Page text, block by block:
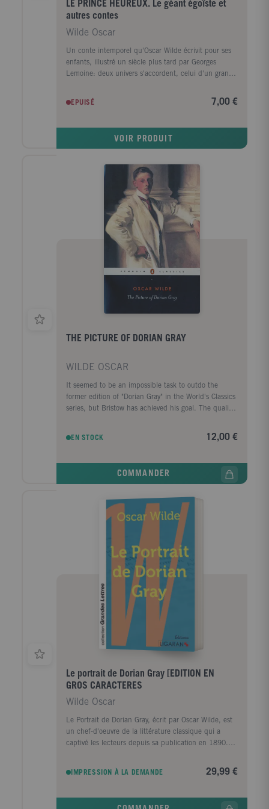
LE PRINCE HEUREUX. Le géant égoïste et
autres contes
Wilde Oscar
Un conte intemporel qu'Oscar Wilde écrivit pour ses
enfants, illustré un siècle plus tard par Georges
Lemoine: deux univers s'accordent, celui d'un grand
EPUISÉ 7,00 €
VOIR PRODUIT
THE PICTURE OF DORIAN GRAY
WILDE OSCAR
It seemed to be an impossible task to outdo the
former edition of "Dorian Gray" in the World's Classics
series, but Bristow has achieved his goal. The quality
EN STOCK
12,00 €
COMMANDER
Le portrait de Dorian Gray [EDITION EN
GROS CARACTERES
Wilde Oscar
Le Portrait de Dorian Gray, écrit par Oscar Wilde, est
un chef-d'oeuvre de la littérature classique qui a
captivé les lecteurs depuis sa publication en 1890.
plus large de plonger dans l'univers sombre et
fascinant de ce roman. L'histoire tourne autour de
IMPRESSION À LA DEMANDE 29,99 €